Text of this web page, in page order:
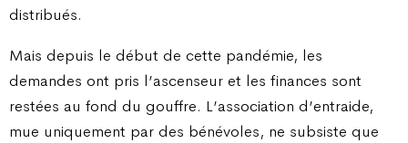
distribués.
Mais depuis le début de cette pandémie, les
demandes ont pris l’ascenseur et les finances sont
restées au fond du gouffre. L’association d’entraide,
mue uniquement par des bénévoles, ne subsiste que